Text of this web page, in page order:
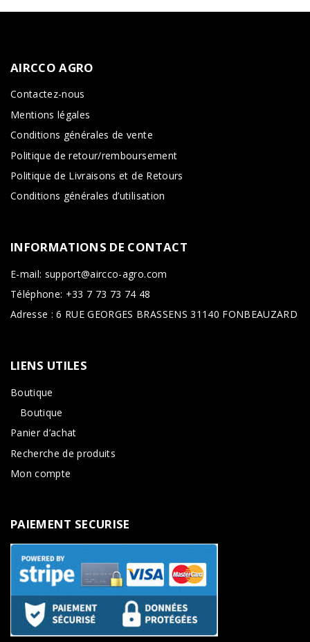
AIRCCO AGRO
Contactez-nous
Mentions légales
Conditions générales de vente
Politique de retour/remboursement
Politique de Livraisons et de Retours
Conditions générales d’utilisation
INFORMATIONS DE CONTACT
E-mail: support@aircco-agro.com
Téléphone: +33 7 73 73 74 48
Adresse : 6 RUE GEORGES BRASSENS 31140 FONBEAUZARD
LIENS UTILES
Boutique
Boutique
Panier d’achat
Recherche de produits
Mon compte
PAIEMENT SECURISE